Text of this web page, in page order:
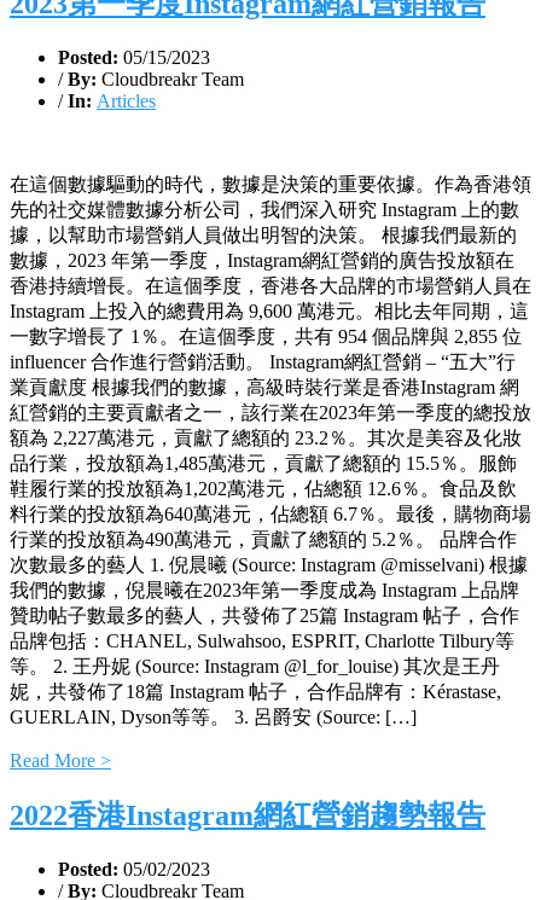
Posted: 05/15/2023
/ By: Cloudbreakr Team
/ In: Articles
在這個數據驅動的時代，數據是決策的重要依據。作為香港領
先的社交媒體數據分析公司，我們深入研究 Instagram 上的數
據，以幫助市場營銷人員做出明智的決策。 根據我們最新的
數據，2023 年第一季度，Instagram網紅營銷的廣告投放額在
香港持續增長。在這個季度，香港各大品牌的市場營銷人員在
Instagram 上投入的總費用為 9,600 萬港元。相比去年同期，這
一數字增長了 1％。在這個季度，共有 954 個品牌與 2,855 位
influencer 合作進行營銷活動。 Instagram網紅營銷 – “五大”行
業貢獻度 根據我們的數據，高級時裝行業是香港Instagram 網
紅營銷的主要貢獻者之一，該行業在2023年第一季度的總投放
額為 2,227萬港元，貢獻了總額的 23.2％。其次是美容及化妝
品行業，投放額為1,485萬港元，貢獻了總額的 15.5％。服飾
鞋履行業的投放額為1,202萬港元，佔總額 12.6％。食品及飲
料行業的投放額為640萬港元，佔總額 6.7％。最後，購物商場
行業的投放額為490萬港元，貢獻了總額的 5.2％。 品牌合作
次數最多的藝人 1. 倪晨曦 (Source: Instagram @misselvani) 根據
我們的數據，倪晨曦在2023年第一季度成為 Instagram 上品牌
贊助帖子數最多的藝人，共發佈了25篇 Instagram 帖子，合作
品牌包括：CHANEL, Sulwahsoo, ESPRIT, Charlotte Tilbury等
等。 2. 王丹妮 (Source: Instagram @l_for_louise) 其次是王丹
妮，共發佈了18篇 Instagram 帖子，合作品牌有：Kérastase,
GUERLAIN, Dyson等等。 3. 呂爵安 (Source: […]
Read More >
2022香港Instagram網紅營銷趨勢報告
Posted: 05/02/2023
/ By: Cloudbreakr Team